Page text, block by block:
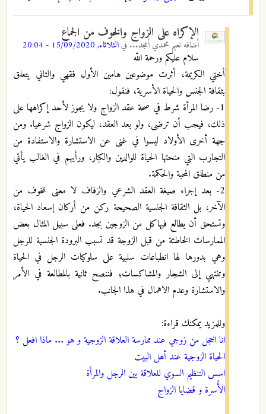
الإكراه على الزواج والخوف من الجماع
أضافه نعيم محمدي أمجد... فيالثلاثاء, 15/09/2020 - 20:04
سلام عليكم ورحمة اللّه
أختي الكريمة، أثرت موضوعين هامين الأول فقهي والثاني يتعلق
بثقافة الجنس والحياة الأسرية، فنقول:
1- رضا المرأة شرط في صحة عقد الزواج ولا يجوز لأحد إكراهها على
ذلك، فيجب أن ترضى، ولو بعد العقد، ليكون الزواج شرعيا. ومن
جهة أخرى الأولاد ليسوا في غنى عن الاستشارة والاستفادة من
التجارب التي منحتها الحياة للوالدين والكبار، ورأيهم في الغالب يأتي
من منطلق المحبة والحكمة.
2- بعد إجراء صيغة العقد الشرعي والزفاف لا معنى للخوف من
الآخر، بل الثقافة الجنسية الصحيحة ركن من أركان إسعاد الحياة،
وتستحق أن يطالع فيهاكل من الزوجين بجد. فعلى سبيل المثال بعض
الممارسات الخاطئة من قبل الزوجة قد تسبب البرودة الجنسية للرجل
وهي بدورها لها انطباعات سلبية على سلوكيات الرجل في الحياة
وتنتهي إلى الشجار والمشاكسات؛ فننصح ثانية بالمطالعة في الأمر
والاستشارة وعدم الاهمال في هذا الجانب.
وللمزيد يمكنك قراءة:
انا اخجل من زوجي عند ممارسة العلاقة الزوجية و هو ... ماذا افعل ؟
الحياة الزوجية عند أهل البيت
اسس التنظيم السوي للعلاقة بين الرجل والمرأة
الأُسرة و قضايا الزواج